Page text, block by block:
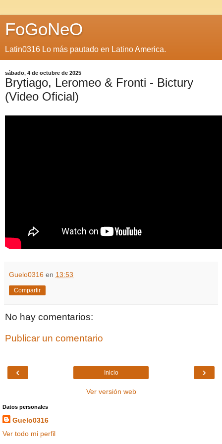
FoGoNeO
Latin0316 Lo más pautado en Latino America.
sábado, 4 de octubre de 2025
Brytiago, Leromeo & Fronti - Bictury
(Video Oficial)
Guelo0316 en 13:53
Compartir
No hay comentarios:
Publicar un comentario
‹ ›
Inicio
Ver versión web
Datos personales
Guelo0316
Ver todo mi perfil